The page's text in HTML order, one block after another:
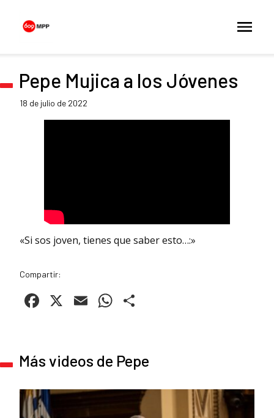
Pepe Mujica a los Jóvenes
18 de julio de 2022
«Si sos joven, tienes que saber esto…:»
Compartir:
Facebook
X EmailWhatsApp
Más videos de Pepe